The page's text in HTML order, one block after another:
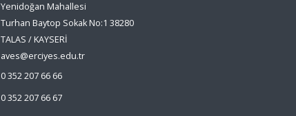
Yenidoğan Mahallesi
Turhan Baytop Sokak No:1 38280
TALAS / KAYSERİ
aves@erciyes.edu.tr
0 352 207 66 66
0 352 207 66 67